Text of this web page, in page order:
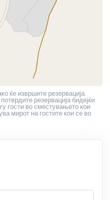
ќе извршите резервација.
резервација бидејќи
гости во сместувањето кои
мирот на гостите кои се во